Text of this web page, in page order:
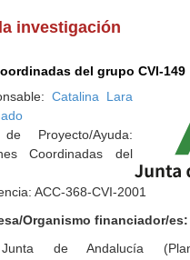
investigación
del grupo CVI-149
Catalina Lara
Proyecto/Ayuda:
Coordinadas del
ACC-368-CVI-2001
Organismo financiador/es:
Junta de Andalucía